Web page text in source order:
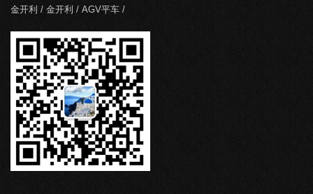
金开利 / 金开利 / AGV平车 /